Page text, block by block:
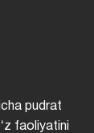
pudrat
faoliyatini